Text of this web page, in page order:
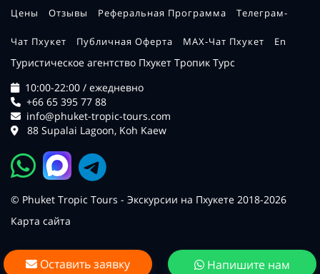
Цены Отзывы Реферальная Программа Телеграм-
Чат Пхукет Публичная Оферта MAX-Чат Пхукет En
Туристическое агентство Пхукет Тропик Турс
10:00-22:00 / ежедневно
+66 65 395 77 88
info@phuket-tropic-tours.com
88 Supalai Lagoon, Koh Kaew
© Phuket Tropic Tours - Экскурсии на Пхукете 2018-2026
Карта сайта
Оставить заявку Напишите нам